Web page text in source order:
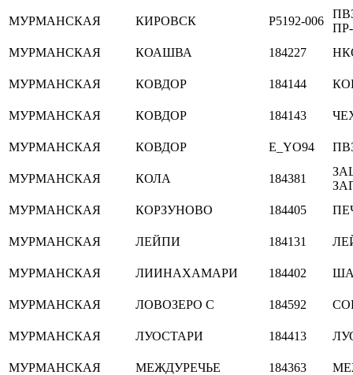
МУРМАНСКАЯ КИРОВСК P5192-006
МУРМАНСКАЯ
КОАШВА 184227
МУРМАНСКАЯ КОВДОР 184144
МУРМАНСКАЯ КОВДОР 184143
МУРМАНСКАЯ КОВДОР E_YO94
МУРМАНСКАЯ КОЛА 184381
МУРМАНСКАЯ
КОРЗУНОВО 184405
МУРМАНСКАЯ ЛЕЙПИ 184131
МУРМАНСКАЯ ЛИИНАХАМАРИ 184402
МУРМАНСКАЯ ЛОВОЗЕРО С 184592
МУРМАНСКАЯ ЛУОСТАРИ 184413
МУРМАНСКАЯ МЕЖДУРЕЧЬЕ 184363